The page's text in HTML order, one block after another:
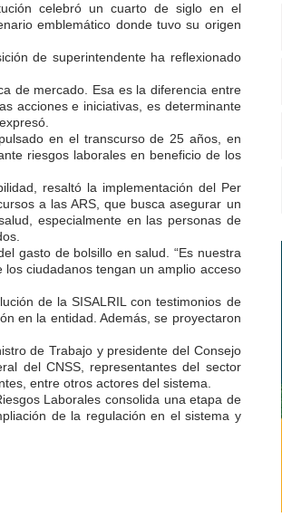
celebró un cuarto de siglo en el
emblemático donde tuvo su origen
de superintendente ha reflexionado
de mercado. Esa es la diferencia entre
acciones e iniciativas, es determinante
en el transcurso de 25 años, en
riesgos laborales en beneficio de los
resaltó la implementación del Per
a las ARS, que busca asegurar un
especialmente en las personas de
gasto de bolsillo en salud. “Es nuestra
ciudadanos tengan un amplio acceso
de la SISALRIL con testimonios de
en la entidad. Además, se proyectaron
de Trabajo y presidente del Consejo
del CNSS, representantes del sector
entre otros actores del sistema.
Laborales consolida una etapa de
de la regulación en el sistema y